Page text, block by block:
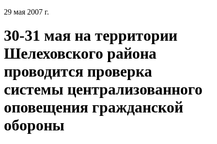
29 мая 2007 г.
30-31 мая на территории
Шелеховского района
проводится проверка
системы централизованного
оповещения гражданской
обороны